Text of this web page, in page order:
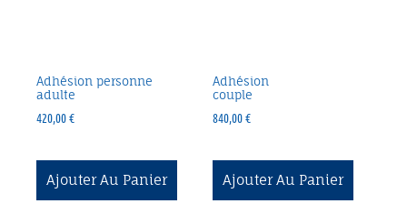
Adhésion personne
adulte
420,00€
Ajouter Au Panier
Adhésion
couple
840,00€
Ajouter Au Panier